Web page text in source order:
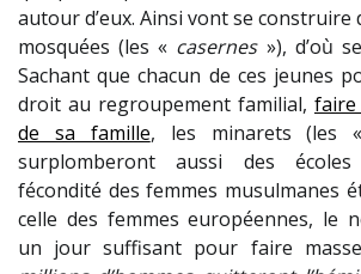
autour d’eux. Ainsi vont se construire
mosquées (les « casernes»), d’où
Sachant que chacun de ces jeunes
droit au regroupement familial, faire
de sa famille, les minarets (les
surplomberont aussi des
fécondité des femmes musulmanes
celle des femmes européennes, le
un jour suffisant pour faire